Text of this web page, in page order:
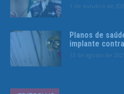
1 de outubro de
Planos de
implante
13 de agosto de